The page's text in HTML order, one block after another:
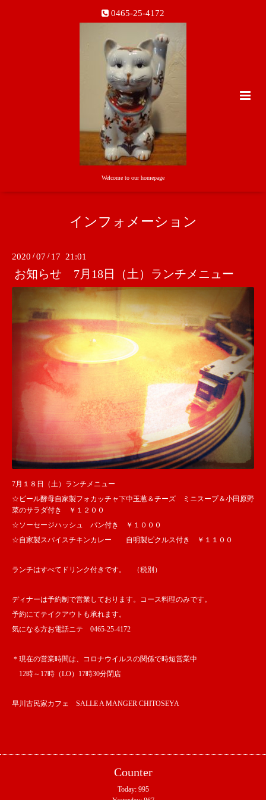
0465-25-4172
Welcome to our homepage
インフォメーション
2020 /07 / 17 21:01
お知らせ 7月18日（土）ランチメニュー
7月１８日（土）ランチメニュー
☆ビール酵母自家製フォカッチャ下中玉葱＆チーズ ミニスープ＆小田原野
菜のサラダ付き ￥１２００
☆ソーセージハッシュ パン付き ￥１０００
☆自家製スパイスチキンカレー 自明製ピクルス付き ￥１１００
ランチはすべてドリンク付きです。 （税別）
ディナーは予約制で営業しております。コース料理のみです。
予約にてテイクアウトも承れます。
気になる方お電話ニテ 0465-25-4172
＊現在の営業時間は、コロナウイルスの関係で時短営業中
12時～17時（LO）17時30分閉店
早川古民家カフェ SALLE A MANGER CHITOSEYA
Counter
Today: 995